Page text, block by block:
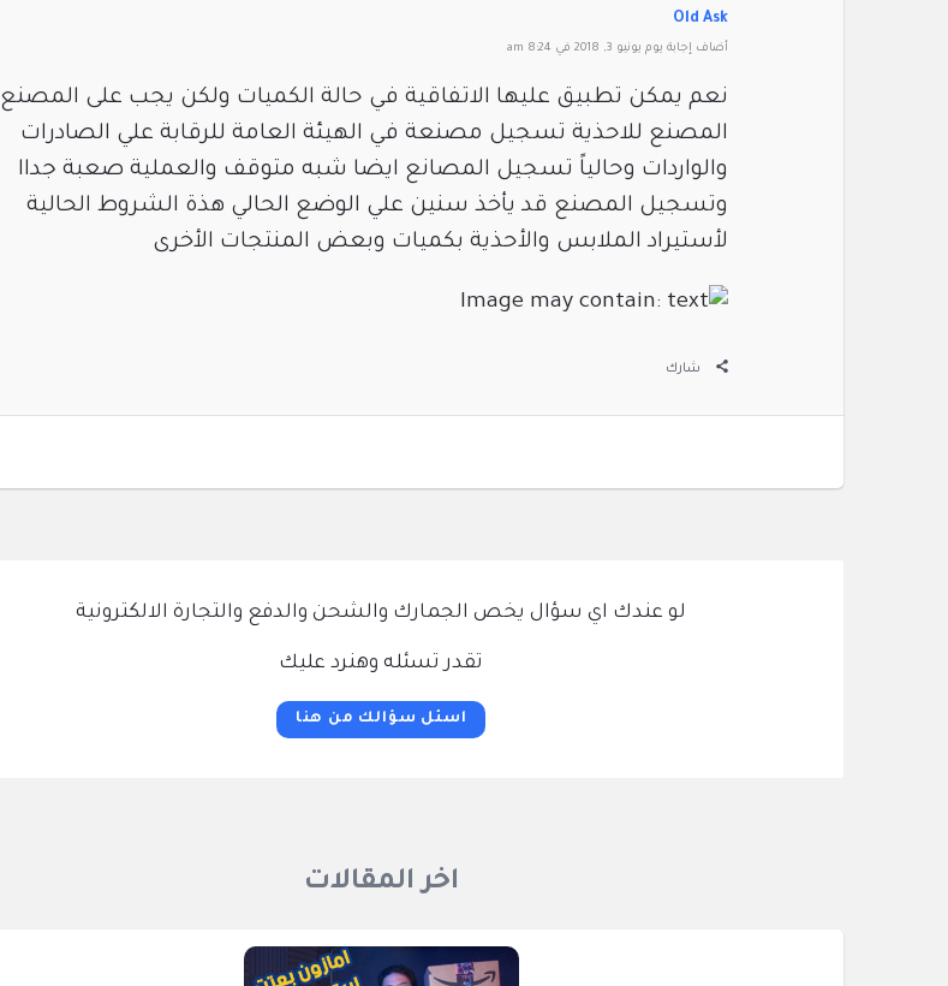
Old Ask
‫أضاف ‫‫إجابة يوم يونيو 3, 2018 في 8:24 am
نعم يمكن تطبيق عليها الاتفاقية في حالة الكميات ولكن يجب على المصنع
المصنع للاحذية تسجيل مصنعة في الهيئة العامة للرقابة علي الصادرات
والواردات وحالياً تسجيل المصانع ايضا شبه متوقف والعملية صعبة جداا
وتسجيل المصنع قد يأخذ سنين علي الوضع الحالي هذة الشروط الحالية
لأستيراد الملابس والأحذية بكميات وبعض المنتجات الأخرى
شارك
لو عندك اي سؤال يخص الجمارك والشحن والدفع والتجارة الالكترونية
تقدر تسئله وهنرد عليك
اسئل سؤالك من هنا
اخر المقالات